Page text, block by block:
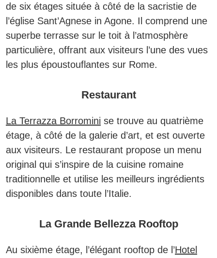
de six étages située à côté de la sacristie de
l’église Sant’Agnese in Agone. Il comprend une
superbe terrasse sur le toit à l’atmosphère
particulière, offrant aux visiteurs l’une des vues
les plus époustouflantes sur Rome.
Restaurant
La Terrazza Borromini se trouve au quatrième
étage, à côté de la galerie d’art, et est ouverte
aux visiteurs. Le restaurant propose un menu
original qui s’inspire de la cuisine romaine
traditionnelle et utilise les meilleurs ingrédients
disponibles dans toute l’Italie.
La Grande Bellezza Rooftop
Au sixième étage, l’élégant rooftop de l’Hotel